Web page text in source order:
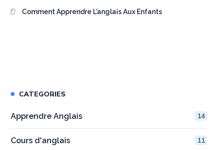
Comment Apprendre L’anglais Aux Enfants
CATEGORIES
Apprendre Anglais 14
Cours d'anglais 11